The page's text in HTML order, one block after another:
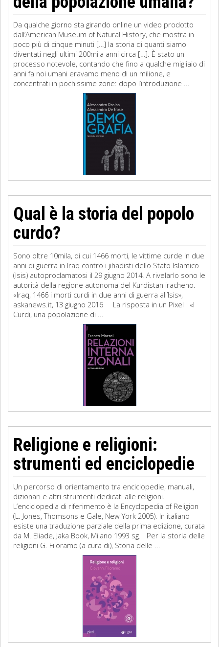
Da qualche giorno sta girando online un video prodotto
dall’American Museum of Natural History, che mostra in
poco più di cinque minuti […] la storia di quanti siamo
diventati negli ultimi 200mila anni circa […]. È stato un
processo notevole, contando che fino a qualche migliaio di
anni fa noi umani eravamo meno di un milione, e
concentrati in pochissime zone: dopo l’introduzione ...
Qual è la storia del popolo
curdo?
Sono oltre 10mila, di cui 1466 morti, le vittime curde in due
anni di guerra in Iraq contro i jihadisti dello Stato Islamico
(Isis) autoproclamatosi il 29 giugno 2014. A rivelarlo sono le
autorità della regione autonoma del Kurdistan iracheno.
«Iraq, 1466 i morti curdi in due anni di guerra all’Isis»,
askanews.it, 13 giugno 2016 La risposta in un Pixel «I
Curdi, una popolazione di ...
Religione e religioni:
strumenti ed enciclopedie
Un percorso di orientamento tra enciclopedie, manuali,
dizionari e altri strumenti dedicati alle religioni.
L’enciclopedia di riferimento è la Encyclopedia of Religion
(L. Jones, Thomsons e Gale, New York 2005). In italiano
esiste una traduzione parziale della prima edizione, curata
da M. Eliade, Jaka Book, Milano 1993 sg. Per la storia delle
religioni G. Filoramo (a cura di), Storia delle ...